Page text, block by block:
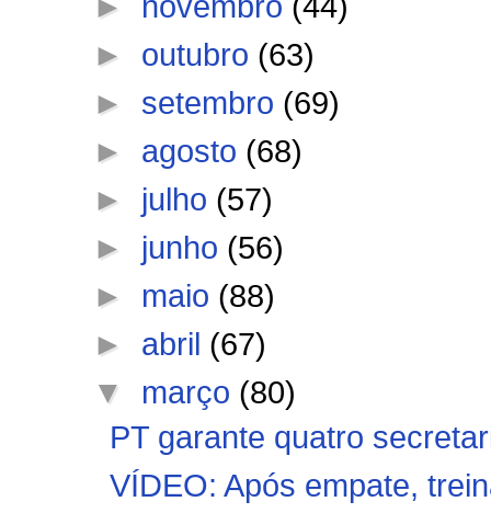
► outubro (63)
► setembro (69)
► agosto (68)
► julho (57)
► junho (56)
► maio (88)
► abril (67)
▼ março (80)
PT garante quatro
VÍDEO: Após empate,